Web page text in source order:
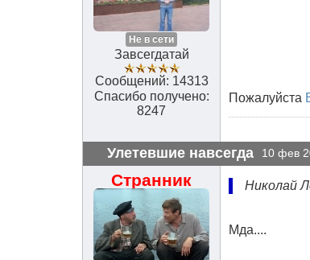
Не в сети
Завсегдатай
Сообщений: 14313
Спасибо получено:
8247
Пожалуйста
Улетевшие навсегда 10 фев
Странник Николай
Мда....